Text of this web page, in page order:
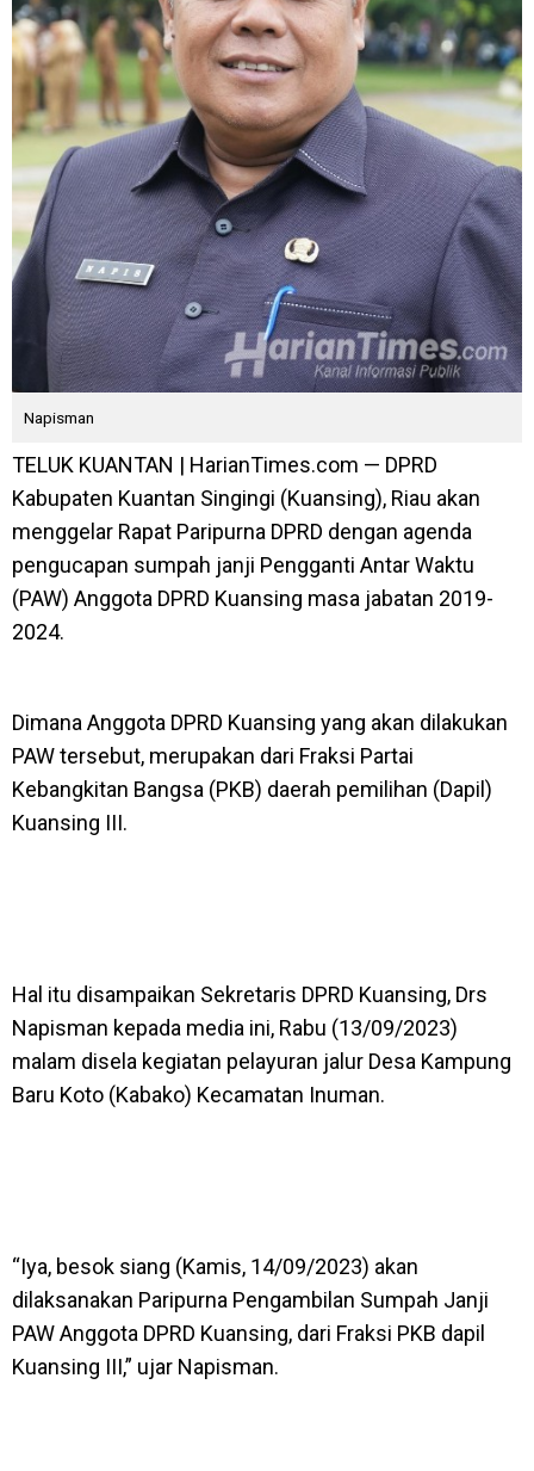
Napisman
TELUK KUANTAN | HarianTimes.com — DPRD
Kabupaten Kuantan Singingi (Kuansing), Riau akan
menggelar Rapat Paripurna DPRD dengan agenda
pengucapan sumpah janji Pengganti Antar Waktu
(PAW) Anggota DPRD Kuansing masa jabatan 2019-
2024.
Dimana Anggota DPRD Kuansing yang akan dilakukan
PAW tersebut, merupakan dari Fraksi Partai
Kebangkitan Bangsa (PKB) daerah pemilihan (Dapil)
Kuansing III.
Hal itu disampaikan Sekretaris DPRD Kuansing, Drs
Napisman kepada media ini, Rabu (13/09/2023)
malam disela kegiatan pelayuran jalur Desa Kampung
Baru Koto (Kabako) Kecamatan Inuman.
“Iya, besok siang (Kamis, 14/09/2023) akan
dilaksanakan Paripurna Pengambilan Sumpah Janji
PAW Anggota DPRD Kuansing, dari Fraksi PKB dapil
Kuansing III,” ujar Napisman.